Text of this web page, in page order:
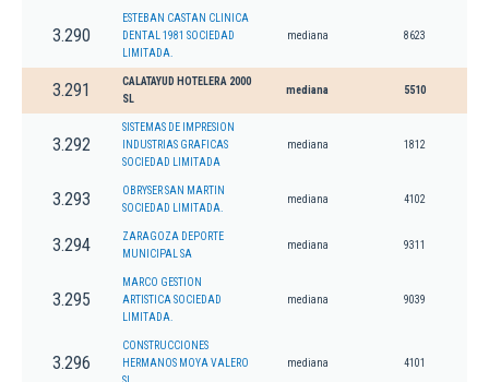
3.290
ESTEBAN CASTAN CLINICA
DENTAL 1981 SOCIEDAD
LIMITADA.
mediana 8623
3.291
CALATAYUD HOTELERA 2000
SL
mediana 5510
3.292
SISTEMAS DE IMPRESION
INDUSTRIAS GRAFICAS
SOCIEDAD LIMITADA
mediana 1812
3.293
OBRYSER SAN MARTIN
SOCIEDAD LIMITADA.
mediana 4102
3.294
ZARAGOZA DEPORTE
MUNICIPAL SA
mediana 9311
3.295
MARCO GESTION
ARTISTICA SOCIEDAD
LIMITADA.
mediana 9039
3.296
CONSTRUCCIONES
HERMANOS MOYA VALERO
mediana 4101